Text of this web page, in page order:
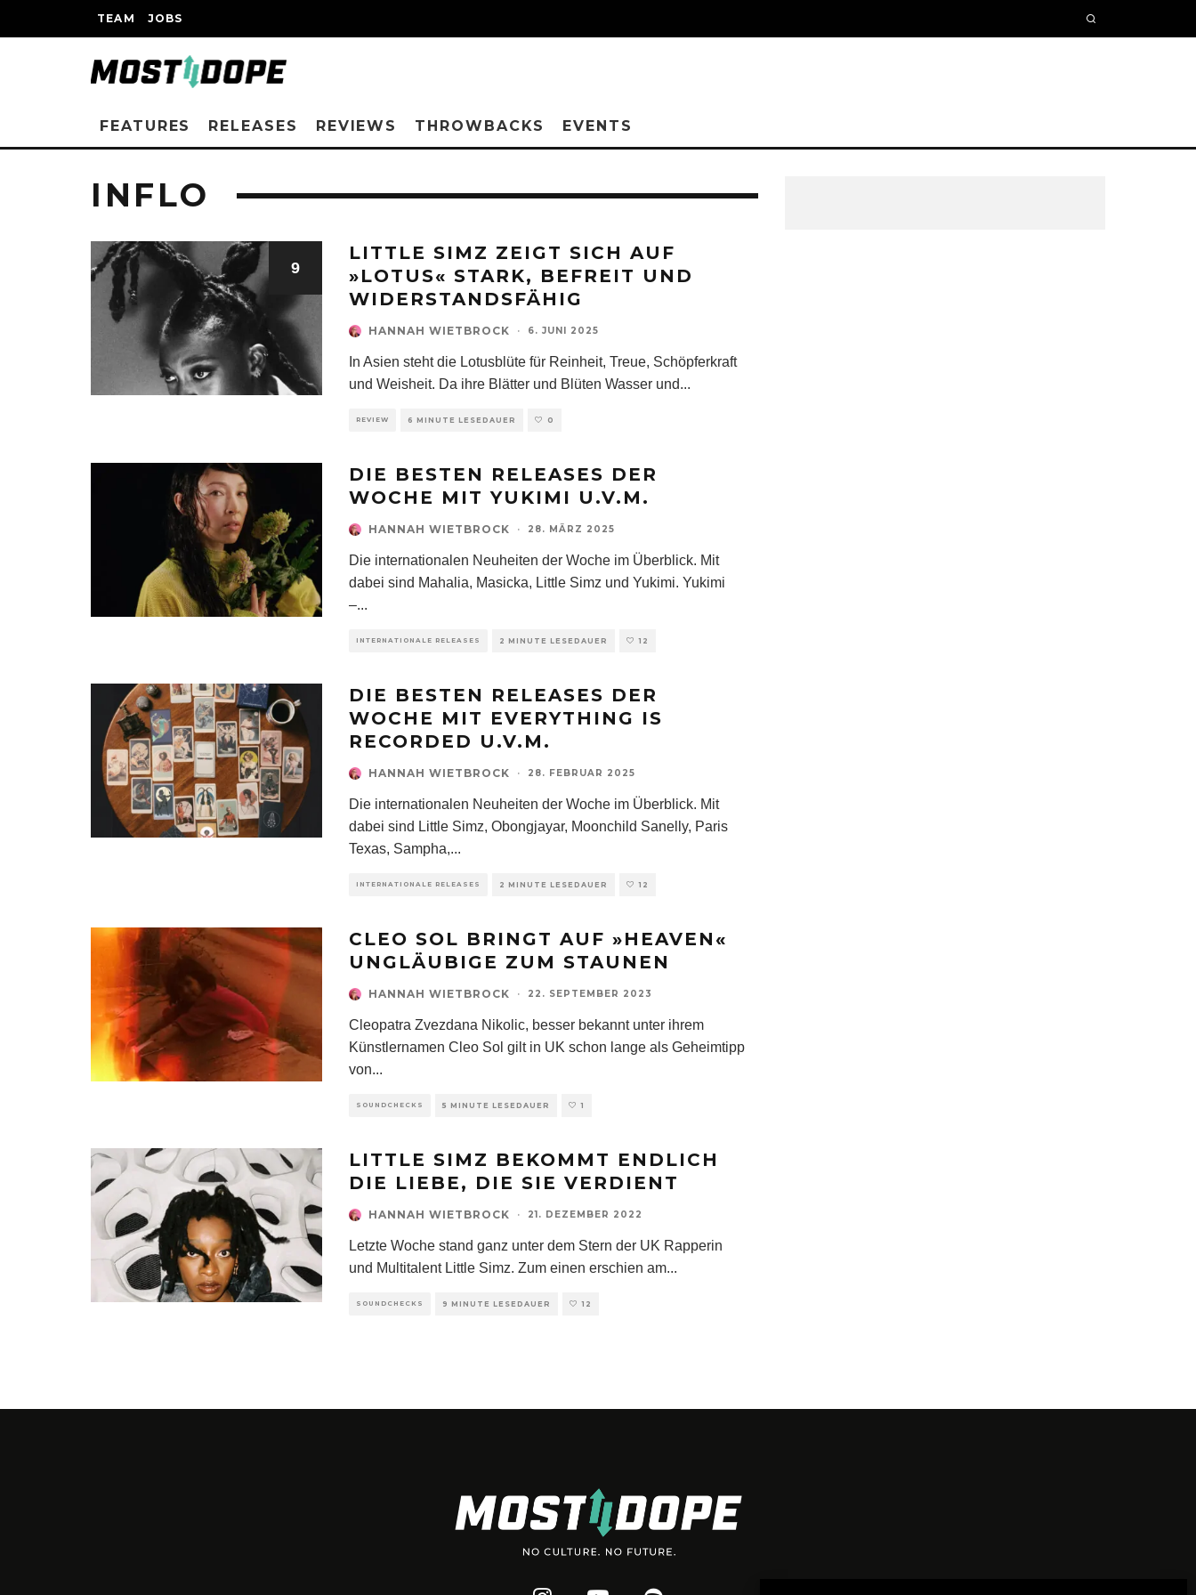
TEAM JOBS
FEATURES RELEASES REVIEWS THROWBACKS EVENTS
INFLO
9
LITTLE SIMZ ZEIGT SICH AUF
»LOTUS« STARK, BEFREIT UND
WIDERSTANDSFÄHIG
HANNAH WIETBROCK · 6. JUNI 2025
In Asien steht die Lotusblüte für Reinheit, Treue, Schöpferkraft
und Weisheit. Da ihre Blätter und Blüten Wasser und...
REVIEW 6 MINUTE LESEDAUER 0
DIE BESTEN RELEASES DER
WOCHE MIT YUKIMI U.V.M.
HANNAH WIETBROCK · 28. MÄRZ 2025
Die internationalen Neuheiten der Woche im Überblick. Mit
dabei sind Mahalia, Masicka, Little Simz und Yukimi. Yukimi
–...
INTERNATIONALE RELEASES 2 MINUTE LESEDAUER 12
DIE BESTEN RELEASES DER
WOCHE MIT EVERYTHING IS
RECORDED U.V.M.
HANNAH WIETBROCK · 28. FEBRUAR 2025
Die internationalen Neuheiten der Woche im Überblick. Mit
dabei sind Little Simz, Obongjayar, Moonchild Sanelly, Paris
Texas, Sampha,...
INTERNATIONALE RELEASES 2 MINUTE LESEDAUER 12
CLEO SOL BRINGT AUF »HEAVEN«
UNGLÄUBIGE ZUM STAUNEN
HANNAH WIETBROCK · 22. SEPTEMBER 2023
Cleopatra Zvezdana Nikolic, besser bekannt unter ihrem
Künstlernamen Cleo Sol gilt in UK schon lange als Geheimtipp
von...
SOUNDCHECKS 5 MINUTE LESEDAUER 1
LITTLE SIMZ BEKOMMT ENDLICH
DIE LIEBE, DIE SIE VERDIENT
HANNAH WIETBROCK · 21. DEZEMBER 2022
Letzte Woche stand ganz unter dem Stern der UK Rapperin
und Multitalent Little Simz. Zum einen erschien am...
SOUNDCHECKS 9 MINUTE LESEDAUER 12